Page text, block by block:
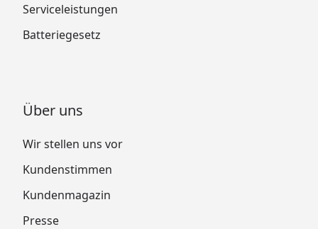
Serviceleistungen
Batteriegesetz
Über uns
Wir stellen uns vor
Kundenstimmen
Kundenmagazin
Presse